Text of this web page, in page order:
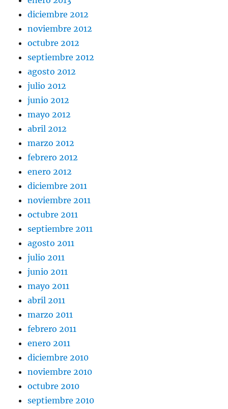
diciembre 2012
noviembre 2012
octubre 2012
septiembre 2012
agosto 2012
julio 2012
junio 2012
mayo 2012
abril 2012
marzo 2012
febrero 2012
enero 2012
diciembre 2011
noviembre 2011
octubre 2011
septiembre 2011
agosto 2011
julio 2011
junio 2011
mayo 2011
abril 2011
marzo 2011
febrero 2011
enero 2011
diciembre 2010
noviembre 2010
octubre 2010
septiembre 2010